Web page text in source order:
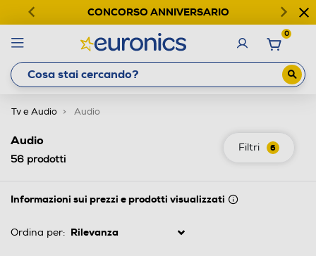
CONCORSO ANNIVERSARIO
0
Tv e Audio Audio
Filtri 6
Audio
56 prodotti
Informazioni sui prezzi e prodotti visualizzati
Ordina per: